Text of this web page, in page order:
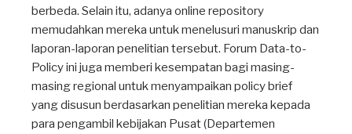
berbeda. Selain itu, adanya online repository
memudahkan mereka untuk menelusuri manuskrip dan
laporan-laporan penelitian tersebut. Forum Data-to-
Policy ini juga memberi kesempatan bagi masing-
masing regional untuk menyampaikan policy brief
yang disusun berdasarkan penelitian mereka kepada
para pengambil kebijakan Pusat (Departemen